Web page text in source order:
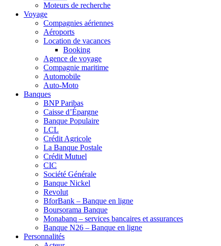
Moteurs de recherche
Voyage
Compagnies aériennes
Aéroports
Location de vacances
Booking
Agence de voyage
Compagnie maritime
Automobile
Auto-Moto
Banques
BNP Paribas
Caisse d’Épargne
Banque Populaire
LCL
Crédit Agricole
La Banque Postale
Crédit Mutuel
CIC
Société Générale
Banque Nickel
Revolut
BforBank – Banque en ligne
Boursorama Banque
Monabanq – services bancaires et assurances
Banque N26 – Banque en ligne
Personnalités